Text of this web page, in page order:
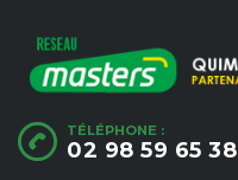
TÉLÉPHONE :
02 98 59 65 38